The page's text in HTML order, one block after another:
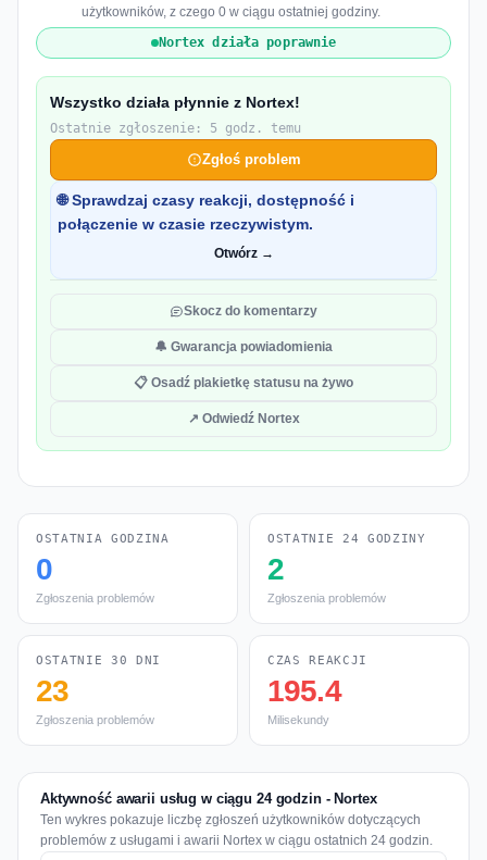
użytkowników, z czego 0 w ciągu ostatniej godziny.
Nortex działa poprawnie
Wszystko działa płynnie z Nortex!
Ostatnie zgłoszenie: 5 godz. temu
Zgłoś problem
🌐 Sprawdzaj czasy reakcji, dostępność i
połączenie w czasie rzeczywistym.
Otwórz →
Skocz do komentarzy
🔔 Gwarancja powiadomienia
📋 Osadź plakietkę statusu na żywo
↗ Odwiedź Nortex
OSTATNIA GODZINA
0
Zgłoszenia problemów
OSTATNIE 24 GODZINY
2
Zgłoszenia problemów
OSTATNIE 30 DNI
23
Zgłoszenia problemów
CZAS REAKCJI
195.4
Milisekundy
Aktywność awarii usług w ciągu 24 godzin - Nortex
Ten wykres pokazuje liczbę zgłoszeń użytkowników dotyczących
problemów z usługami i awarii Nortex w ciągu ostatnich 24 godzin.